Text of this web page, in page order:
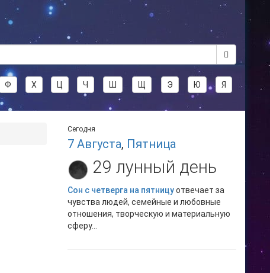
Ф Х Ц Ч Ш Щ Э Ю Я
Сегодня
7 Августа, Пятница
29 лунный день
Сон с четверга на пятницуотвечает за
чувства людей, семейные и любовные
отношения, творческую и материальную
сферу...